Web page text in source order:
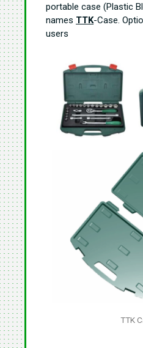
portable case (Plastic
names TTK-Case.
users
TTK